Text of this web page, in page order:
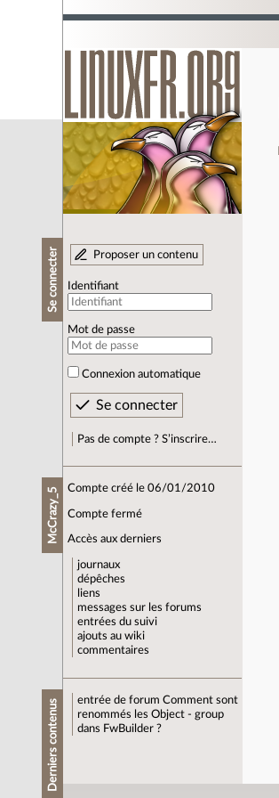
Se connecter Proposer un contenu
Identifiant
Mot de passe
Connexion automatique
Pas de compte ? S’inscrire…
McCrazy_5 Compte créé le 06/01/2010
Compte fermé
Accès aux derniers
journaux
dépêches
liens
messages sur les forums
entrées du suivi
ajouts au wiki
commentaires
Derniers contenus entrée de forum Comment sont
renommés les Object - group
dans FwBuilder ?